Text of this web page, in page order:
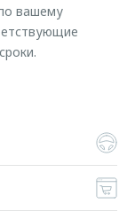
вашему